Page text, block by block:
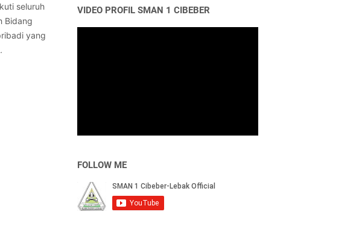
seluruh
Bidang
yang
VIDEO PROFIL SMAN 1 CIBEBER
FOLLOW ME